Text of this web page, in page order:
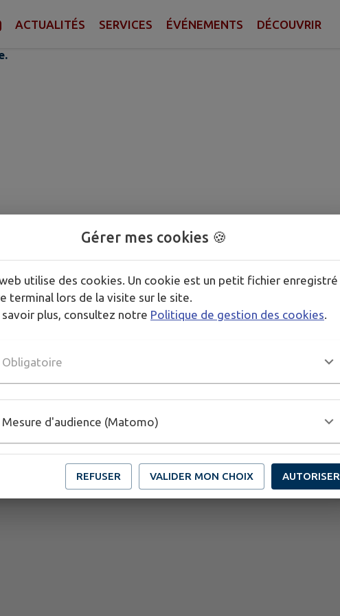
ACTUALITÉS SERVICES ÉVÉNEMENTS DÉCOUVRIR
Gérer mes cookies 🍪
utilise des cookies. Un cookie est un petit fichier enregistré
terminal lors de la visite sur le site.
savoir plus, consultez notre Politique de gestion des cookies.
Obligatoire
Mesure d'audience (Matomo)
REFUSER VALIDER MON CHOIX AUTORISER